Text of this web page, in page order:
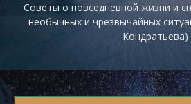
Советы о повседневной жизни и
необычных и чрезвычайных
Кондратьева)